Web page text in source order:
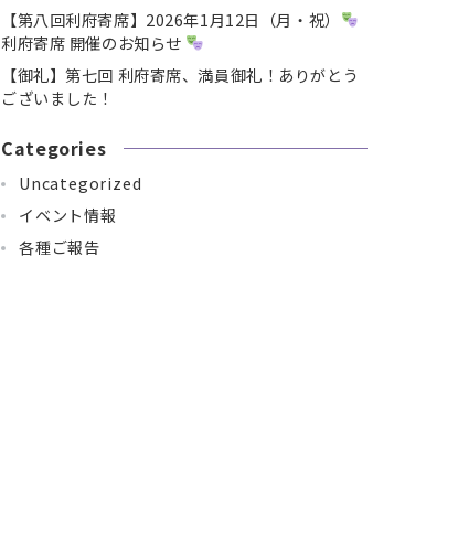
【第八回利府寄席】2026年1月12日（月・祝）
利府寄席 開催のお知らせ
【御礼】第七回 利府寄席、満員御礼！ありがとう
ございました！
Categories
Uncategorized
イベント情報
各種ご報告